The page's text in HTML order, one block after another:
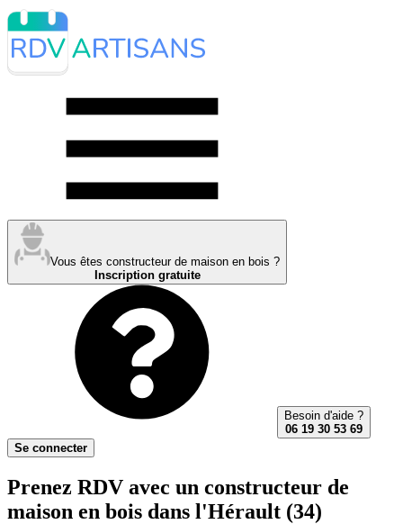
Vous êtes constructeur de maison en bois ?
Inscription gratuite
Besoin d'aide ?
06 19 30 53 69
Se connecter
Prenez RDV avec un constructeur de
maison en bois dans l'Hérault (34)